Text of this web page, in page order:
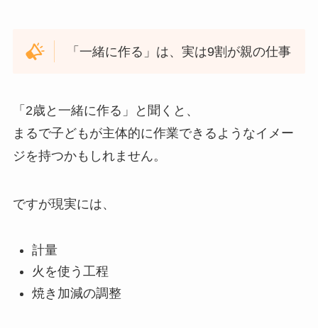
「一緒に作る」は、実は9割が親の仕事
「2歳と一緒に作る」と聞くと、
まるで子どもが主体的に作業できるようなイメー
ジを持つかもしれません。
ですが現実には、
計量
火を使う工程
焼き加減の調整